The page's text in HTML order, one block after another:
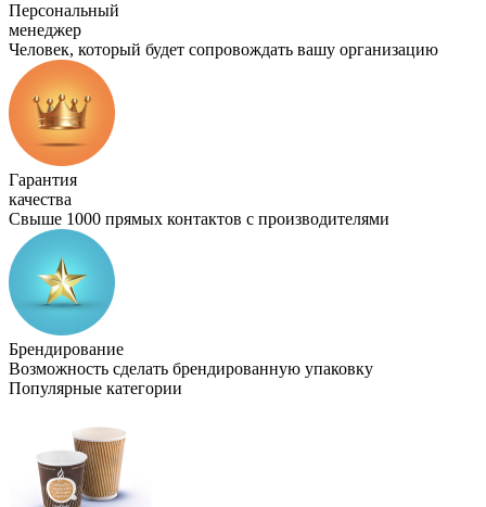
Персональный
менеджер
Человек, который будет сопровождать вашу организацию
Гарантия
качества
Свыше 1000 прямых контактов с производителями
Брендирование
Возможность сделать брендированную упаковку
Популярные категории